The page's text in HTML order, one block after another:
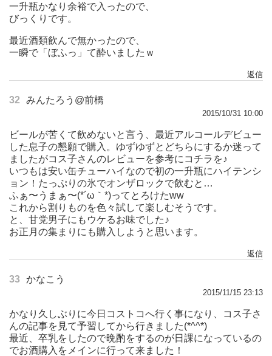
一升瓶かなり余裕で入ったので、
びっくりです。
最近酒類飲んで無かったので、
一瞬で「ぼふっ」て酔いましたｗ
返信
32 みんたろう@前橋
2015/10/31 10:00
ビールが苦くて飲めないと言う、最近アルコールデビュー
した息子の懇願で購入。ゆずゆずとどちらにするか迷って
ましたがコス子さんのレビューを参考にコチラを♪
いつもは安い缶チューハイなので初の一升瓶にハイテンシ
ョン！たっぷりの氷でオンザロックで飲むと…
ふぁ〜うまぁ〜(*´ω｀*)ってとろけたww
これから割りものを色々試して楽しむそうです。
と、甘党男子にもウケるお味でした♪
お正月の集まりにも購入しようと思います。
返信
33 かなこう
2015/11/15 23:13
かなり久しぶりに今日コストコへ行く事になり、コス子さ
んの記事を見て予習してから行きました(*^^*)
最近、卒乳をしたので晩酌をするのが日課になっているの
でお酒購入をメインに行って来ました！